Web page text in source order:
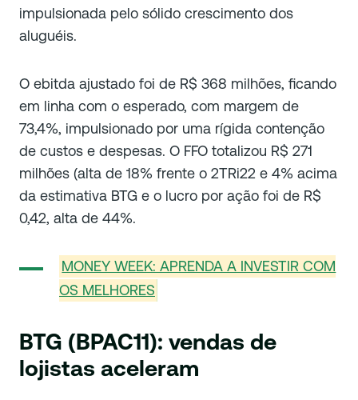
impulsionada pelo sólido crescimento dos
aluguéis.
O ebitda ajustado foi de R$ 368 milhões, ficando
em linha com o esperado, com margem de
73,4%, impulsionado por uma rígida contenção
de custos e despesas. O FFO totalizou R$ 271
milhões (alta de 18% frente o 2TRi22 e 4% acima
da estimativa BTG e o lucro por ação foi de R$
0,42, alta de 44%.
MONEY WEEK: APRENDA A INVESTIR COM
OS MELHORES
BTG (BPAC11): vendas de
lojistas aceleram